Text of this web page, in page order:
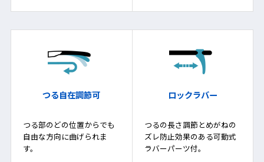
つる自在調節可
つる部のどの位置からでも
自由な方向に曲げられま
す。
ロックラバー
つるの長さ調節とめがねの
ズレ防止効果のある可動式
ラバーパーツ付。